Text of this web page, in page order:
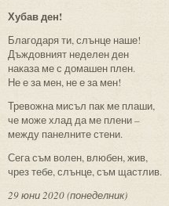
Хубав ден!
Благодаря ти, слънце наше!
Дъждовният неделен ден
наказа ме с домашен плен.
Не е за мен, не е за мен!
Тревожна мисъл пак ме плаши,
че може хлад да ме плени –
между панелните стени.
Сега съм волен, влюбен, жив,
чрез тебе, слънце, съм щастлив.
29 юни 2020 (понеделник)